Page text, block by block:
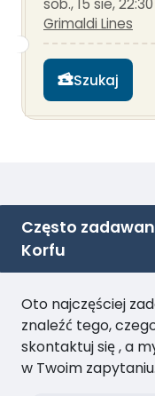
sob., 15 sie, 22:30
Grimaldi Lines
Szukaj
Często
Korfu
Oto najczęściej
znaleźć tego,
skontaktuj się , a
w Twoim zapytaniu.